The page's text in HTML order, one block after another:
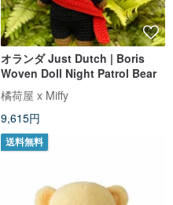
オランダ Just Dutch | Boris
Woven Doll Night Patrol Bear
橘荷屋 x Miffy
9,615円
送料無料